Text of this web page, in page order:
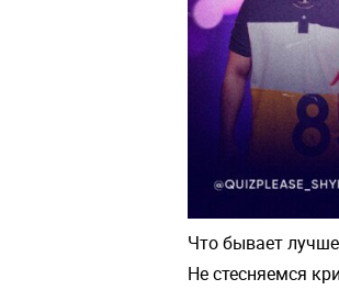
Что бывает
Не стесняемся